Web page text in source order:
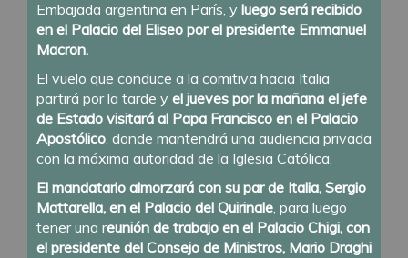
Embajada argentina en París, y luego será recibido
en el Palacio del Eliseo por el presidente Emmanuel
Macron.
El vuelo que conduce a la comitiva hacia Italia
partirá por la tarde y el jueves por la mañana el jefe
de Estado visitará al Papa Francisco en el Palacio
Apostólico , donde mantendrá una audiencia privada
con la máxima autoridad de la Iglesia Católica.
El mandatario almorzará con su par de Italia, Sergio
Mattarella, en el Palacio del Quirinale , para luego
tener una reunión de trabajo en el Palacio Chigi, con
el presidente del Consejo de Ministros, Mario Draghi